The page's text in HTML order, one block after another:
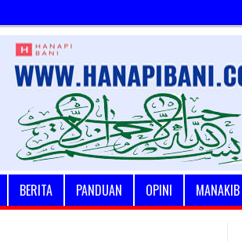
BERITA PANDUAN OPINI MANAKIB